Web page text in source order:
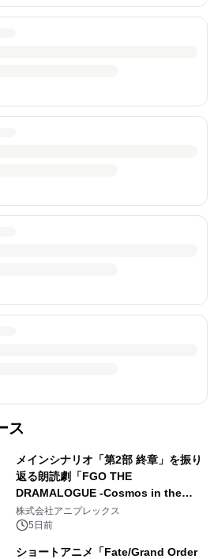
ス
メインシナリオ「第2部 終章」を振り
返る朗読劇「FGO THE
DRAMALOGUE -Cosmos in the
Lostbelt-」の開催が決定！
株式会社アニプレックス
5日前
ショートアニメ「Fate/Grand Order